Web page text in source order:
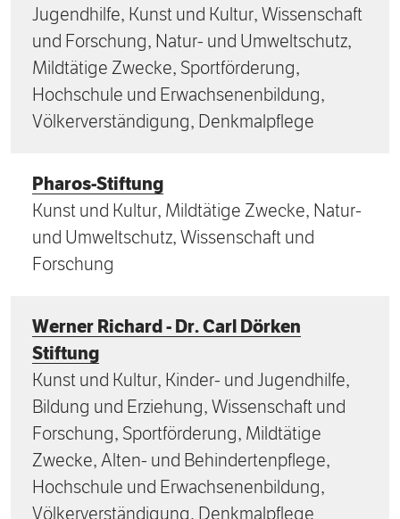
Jugendhilfe, Kunst und Kultur, Wissenschaft
und Forschung, Natur- und Umweltschutz,
Mildtätige Zwecke, Sportförderung,
Hochschule und Erwachsenenbildung,
Völkerverständigung, Denkmalpflege
Pharos-Stiftung
Kunst und Kultur, Mildtätige Zwecke, Natur-
und Umweltschutz, Wissenschaft und
Forschung
Werner Richard - Dr. Carl Dörken
Stiftung
Kunst und Kultur, Kinder- und Jugendhilfe,
Bildung und Erziehung, Wissenschaft und
Forschung, Sportförderung, Mildtätige
Zwecke, Alten- und Behindertenpflege,
Hochschule und Erwachsenenbildung,
Völkerverständigung, Denkmalpflege